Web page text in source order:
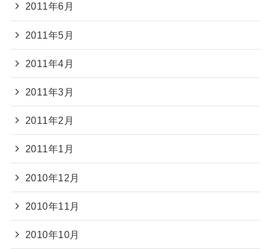
2011年6月
2011年5月
2011年4月
2011年3月
2011年2月
2011年1月
2010年12月
2010年11月
2010年10月